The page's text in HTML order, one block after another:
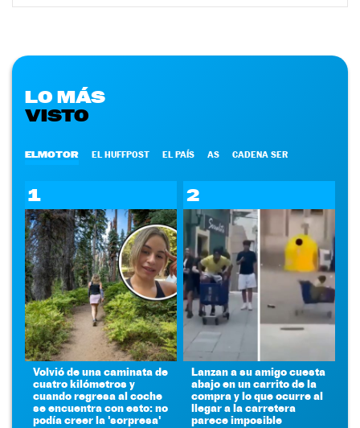
LO MÁS
VISTO
ELMOTOR EL HUFFPOST EL PAÍS AS CADENA SER
1
Volvió de una caminata de
cuatro kilómetros y
cuando regresa al coche
se encuentra con esto: no
podía creer la 'sorpresa'
2
Lanzan a su amigo cuesta
abajo en un carrito de la
compra y lo que ocurre al
llegar a la carretera
parece imposible